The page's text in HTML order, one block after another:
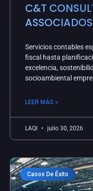
C&T
Servicios contables
fiscal hasta
excelencia,
socioambiental
LEER MÁS »
LAQI julio 30, 2026
Casos De Éxito